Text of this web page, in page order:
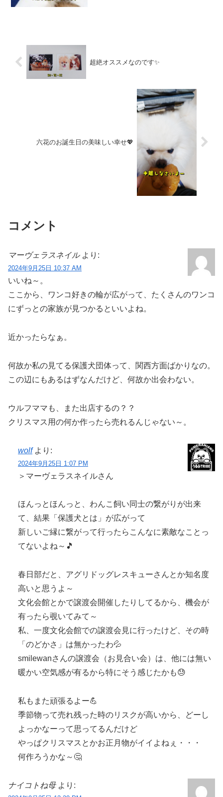
超絶オススメなのです✨
六花のお誕生日の美味しい幸せ💖
コメント
マーヴェラスネイル より:
2024年9月25日 10:37 AM
いいね～。
ここから、ワンコ好きの輪が広がって、たくさんのワンコ
にずっとの家族が見つかるといいよね。
近かったらなぁ。
何故か私の見てる保護犬団体って、関西方面ばかりなの。
この辺にもあるはずなんだけど、何故か出会わない。
ウルフママも、また出店するの？？
クリスマス用の何か作ったら売れるんじゃない～。
wolf より:
2024年9月25日 1:07 PM
＞マーヴェラスネイルさん
ほんっとほんっと、わんこ飼い同士の繋がりが出来
て、結果「保護犬とは」が広がって
新しいご縁に繋がって行ったらこんなに素敵なことっ
てないよね～🎵
春日部だと、アグリドッグレスキューさんとか知名度
高いと思うよ～
文化会館とかで譲渡会開催したりしてるから、機会が
有ったら覗いてみて～
私、一度文化会館での譲渡会見に行ったけど、その時
「のどかさ」は無かったわ💦
smilewanさんの譲渡会（お見合い会）は、他には無い
暖かい空気感が有るから特にそう感じたかも😓
私もまた頑張るよー💪
季節物って売れ残った時のリスクが高いから、どーし
よっかなーって思ってるんだけど
やっぱクリスマスとかお正月物がイイよねぇ・・・
何作ろうかな～🤔
ナイコトね母 より: